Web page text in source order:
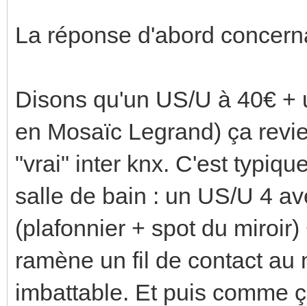
La réponse d'abord
Disons qu'un US/U à 40€
en Mosaïc Legrand) ça
"vrai" inter knx. C'est
salle de bain : un US/U 4
(plafonnier + spot du
ramène un fil de contact
imbattable. Et puis comme